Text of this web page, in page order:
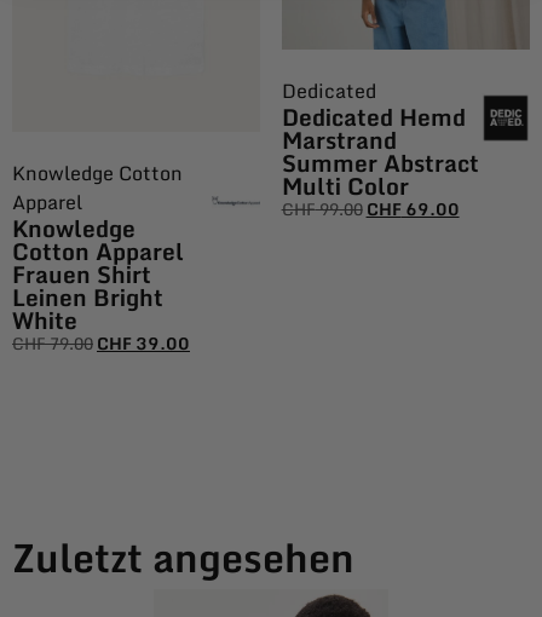
Knowledge Cotton
Apparel
Knowledge
Cotton Apparel
Frauen Shirt
Leinen Bright
White
CHF79.00CHF 39.00
Dedicated
Dedicated Hemd
Marstrand
Summer Abstract
Multi Color
CHF99.00 CHF 69.00
Zuletzt angesehen